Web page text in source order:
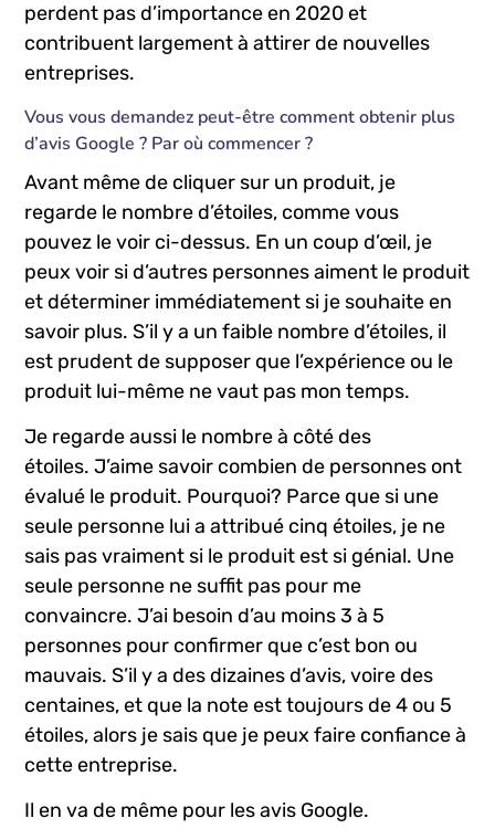
perdent pas d’importance en 2020 et
contribuent largement à attirer de nouvelles
entreprises.
Vous vous demandez peut-être comment obtenir plus
d’avis Google ? Par où commencer ?
Avant même de cliquer sur un produit, je
regarde le nombre d’étoiles, comme vous
pouvez le voir ci-dessus. En un coup d’œil, je
peux voir si d’autres personnes aiment le produit
et déterminer immédiatement si je souhaite en
savoir plus. S’il y a un faible nombre d’étoiles, il
est prudent de supposer que l’expérience ou le
produit lui-même ne vaut pas mon temps.
Je regarde aussi le nombre à côté des
étoiles. J’aime savoir combien de personnes ont
évalué le produit. Pourquoi? Parce que si une
seule personne lui a attribué cinq étoiles, je ne
sais pas vraiment si le produit est si génial. Une
seule personne ne suffit pas pour me
convaincre. J’ai besoin d’au moins 3 à 5
personnes pour confirmer que c’est bon ou
mauvais. S’il y a des dizaines d’avis, voire des
centaines, et que la note est toujours de 4 ou 5
étoiles, alors je sais que je peux faire confiance à
cette entreprise.
Il en va de même pour les avis Google.